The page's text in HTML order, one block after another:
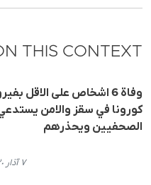
THIS CONTEXT
وفاة 6 اشخاص على الاقل
كورونا في سقز والامن
الصحفيين ويحذرهم
٧ آذار ٢٠٢٠، ١٧:٤٧